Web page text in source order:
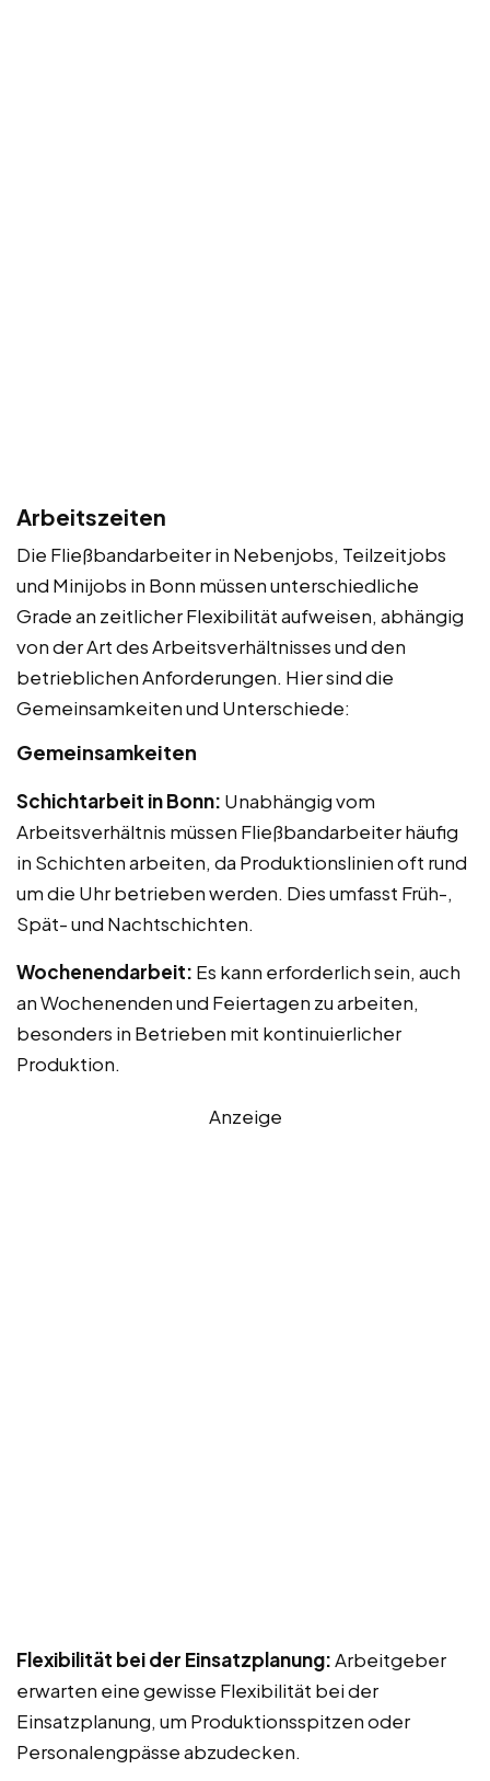
Arbeitszeiten
Die Fließbandarbeiter in Nebenjobs, Teilzeitjobs
und Minijobs in Bonn müssen unterschiedliche
Grade an zeitlicher Flexibilität aufweisen, abhängig
von der Art des Arbeitsverhältnisses und den
betrieblichen Anforderungen. Hier sind die
Gemeinsamkeiten und Unterschiede:
Gemeinsamkeiten
Schichtarbeit in Bonn: Unabhängig vom
Arbeitsverhältnis müssen Fließbandarbeiter häufig
in Schichten arbeiten, da Produktionslinien oft rund
um die Uhr betrieben werden. Dies umfasst Früh-,
Spät- und Nachtschichten.
Wochenendarbeit: Es kann erforderlich sein, auch
an Wochenenden und Feiertagen zu arbeiten,
besonders in Betrieben mit kontinuierlicher
Produktion.
Anzeige
Flexibilität bei der Einsatzplanung:Arbeitgeber
erwarten eine gewisse Flexibilität bei der
Einsatzplanung, um Produktionsspitzen oder
Personalengpässe abzudecken.